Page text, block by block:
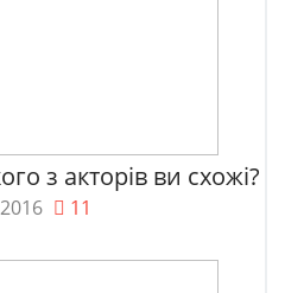
з акторів ви схожі?
11